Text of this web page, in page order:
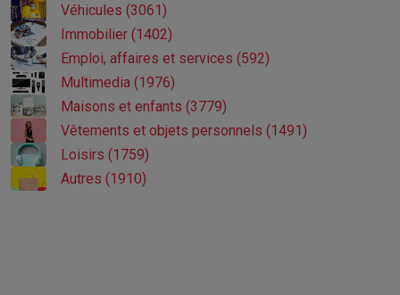
Véhicules (3061)
Immobilier (1402)
Emploi, affaires et services (592)
Multimedia (1976)
Maisons et enfants (3779)
Vêtements et objets personnels (1491)
Loisirs (1759)
Autres (1910)